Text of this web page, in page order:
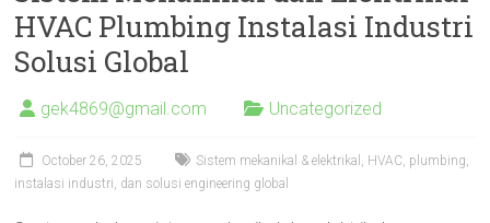
HVAC Plumbing Instalasi Industri
Solusi Global
gek4869@gmail.com Uncategorized
October 26, 2025
Sistem mekanikal & elektrikal, HVAC, plumbing,
instalasi industri, dan solusi engineering global